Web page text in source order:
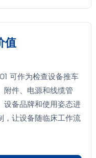
值
可作为检查设备推车
附件、电源和线缆管
设备品牌和使用姿态进
，让设备随临床工作流